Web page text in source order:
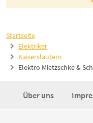
Startseite
Elektriker
Kaiserslautern
Elektro Mietzschke &
Über uns